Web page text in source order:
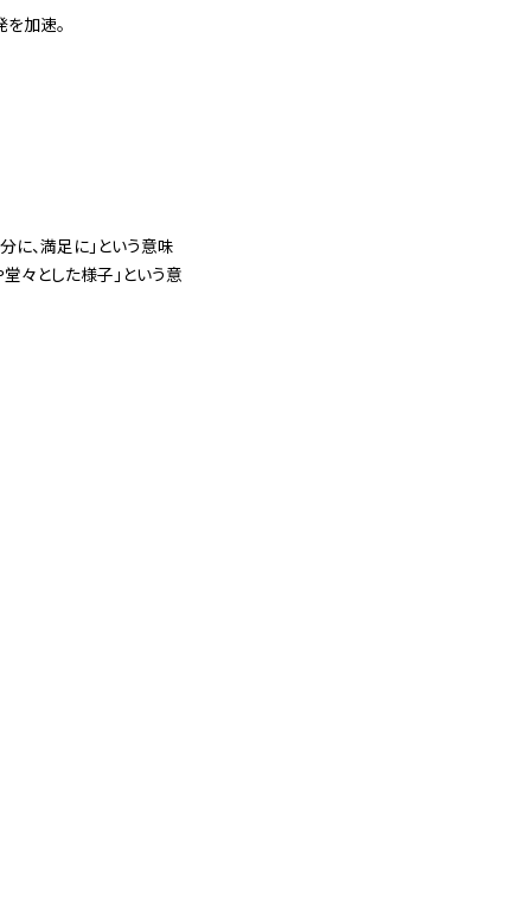
加速。
に、満足に」という意味
堂々とした様子」という意